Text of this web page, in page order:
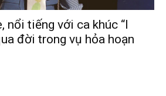
nổi tiếng với ca khúc “I
đời trong vụ hỏa hoạn